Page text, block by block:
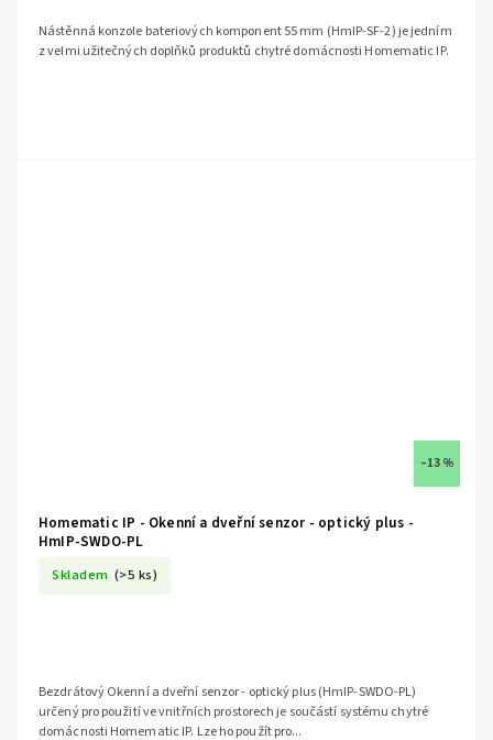
Nástěnná konzole bateriových komponent 55 mm (HmIP-SF-2) je jedním
z velmi užitečných doplňků produktů chytré domácnosti Homematic IP.
–13 %
Homematic IP - Okenní a dveřní senzor - optický plus -
HmIP-SWDO-PL
Skladem (>5 ks)
Bezdrátový Okenní a dveřní senzor - optický plus (HmIP-SWDO-PL)
určený pro použití ve vnitřních prostorech je součástí systému chytré
domácnosti Homematic IP. Lze ho použít pro...